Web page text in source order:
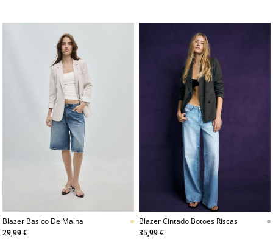
Blazer Basico De Malha
29,99 €
Blazer Cintado Botoes Riscas
35,99 €